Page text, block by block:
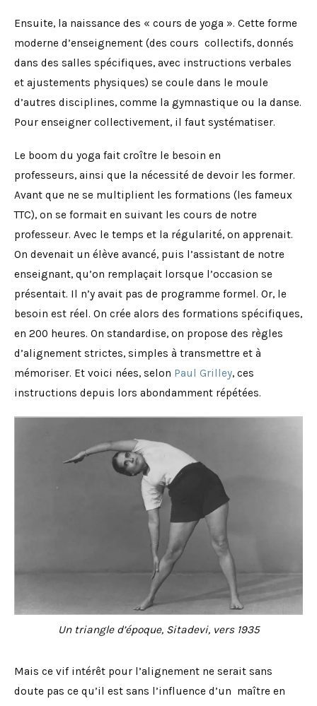
Ensuite, la naissance des « cours de yoga ». Cette forme
moderne d’enseignement (des cours collectifs, donnés
dans des salles spécifiques, avec instructions verbales
et ajustements physiques) se coule dans le moule
d’autres disciplines, comme la gymnastique ou la danse.
Pour enseigner collectivement, il faut systématiser.
Le boom du yoga fait croître le besoin en
professeurs, ainsi que la nécessité de devoir les former.
Avant que ne se multiplient les formations (les fameux
TTC), on se formait en suivant les cours de notre
professeur. Avec le temps et la régularité, on apprenait.
On devenait un élève avancé, puis l’assistant de notre
enseignant, qu’on remplaçait lorsque l’occasion se
présentait. Il n’y avait pas de programme formel. Or, le
besoin est réel. On crée alors des formations spécifiques,
en 200 heures. On standardise, on propose des règles
d’alignement strictes, simples à transmettre et à
mémoriser. Et voici nées, selon Paul Grilley, ces
instructions depuis lors abondamment répétées.
Un triangle d’époque, Sitadevi, vers 1935
Mais ce vif intérêt pour l’alignement ne serait sans
doute pas ce qu’il est sans l’influence d’un maître en